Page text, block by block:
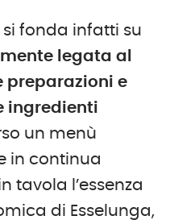
fonda infatti su
legata al
preparazioni e
ingredienti
un menù
in continua
tavola l’essenza
di Esselunga,